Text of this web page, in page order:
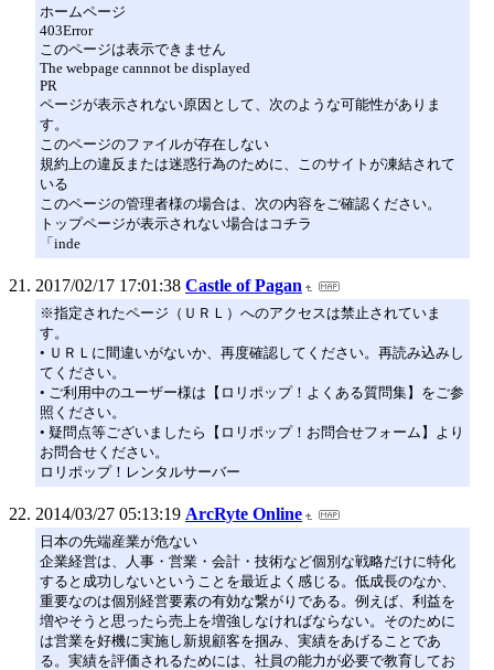
ホームページ
403Error
このページは表示できません
The webpage cannnot be displayed
PR
ページが表示されない原因として、次のような可能性がありま
す。
このページのファイルが存在しない
規約上の違反または迷惑行為のために、このサイトが凍結されて
いる
このページの管理者様の場合は、次の内容をご確認ください。
トップページが表示されない場合はコチラ
「inde
2017/02/17 17:01:38 Castle of Pagan
※指定されたページ（ＵＲＬ）へのアクセスは禁止されていま
す。
• ＵＲＬに間違いがないか、再度確認してください。再読み込みし
てください。
• ご利用中のユーザー様は【ロリポップ！よくある質問集】をご参
照ください。
• 疑問点等ございましたら【ロリポップ！お問合せフォーム】より
お問合せください。
ロリポップ！レンタルサーバー
2014/03/27 05:13:19 ArcRyte Online
日本の先端産業が危ない
企業経営は、人事・営業・会計・技術など個別な戦略だけに特化
すると成功しないということを最近よく感じる。低成長のなか、
重要なのは個別経営要素の有効な繋がりである。例えば、利益を
増やそうと思ったら売上を増強しなければならない。そのために
は営業を好機に実施し新規顧客を掴み、実績をあげることであ
る。実績を評価されるためには、社員の能力が必要で教育してお